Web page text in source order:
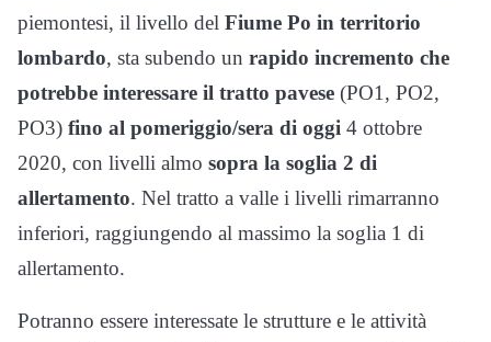
piemontesi, il livello del Fiume Po in territorio
lombardo, sta subendo un rapido incremento che
potrebbe interessare il tratto pavese (PO1, PO2,
PO3) fino al pomeriggio/sera di oggi 4 ottobre
2020, con livelli almo sopra la soglia 2 di
allertamento. Nel tratto a valle i livelli rimarranno
inferiori, raggiungendo al massimo la soglia 1 di
allertamento.
Potranno essere interessate le strutture e le attività